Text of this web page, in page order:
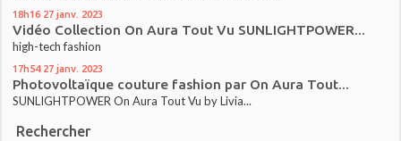
18h16 27 janv. 2023
Vidéo Collection On Aura Tout Vu SUNLIGHTPOWER...
high-tech fashion
17h54 27 janv. 2023
Photovoltaïque couture fashion par On Aura Tout...
SUNLIGHTPOWER On Aura Tout Vu by Livia...
Rechercher